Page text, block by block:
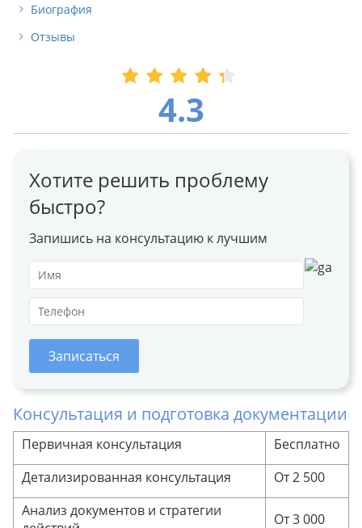
Биография
Отзывы
4.3
Хотите решить проблему
быстро?
Запишись на консультацию к лучшим
Записаться
Консультация и подготовка документации
Первичная консультация
Бесплатно
Детализированная консультация
От 2 500
Анализ документов и стратегии
От 3 000